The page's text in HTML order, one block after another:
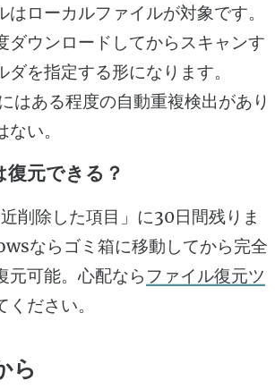
ローカルファイルが対象です。
ダウンロードしてからスキャンす
ダを指定する形になります。
ある程度の自動重複検出があり
い。
元できる？
削除した項目」に30日間残りま
ならゴミ箱に移動してから完全
元可能。心配なら ファイル復元ツ
ださい。
ら